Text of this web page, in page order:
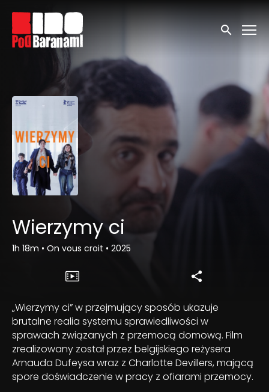
Linki ułatwień dostępu
Wyszukaj
Wierzymy ci
1h 18m • On vous croit • 2025
„Wierzymy ci” w przejmujący sposób ukazuje
brutalne realia systemu sprawiedliwości w
sprawach związanych z przemocą domową. Film
zrealizowany został przez belgijskiego reżysera
Arnauda Dufeysa wraz z Charlotte Devillers, mającą
spore doświadczenie w pracy z ofiarami przemocy.